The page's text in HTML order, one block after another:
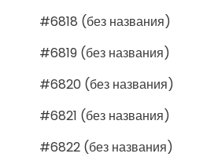
#6818 (без названия)
#6819 (без названия)
#6820 (без названия)
#6821 (без названия)
#6822 (без названия)